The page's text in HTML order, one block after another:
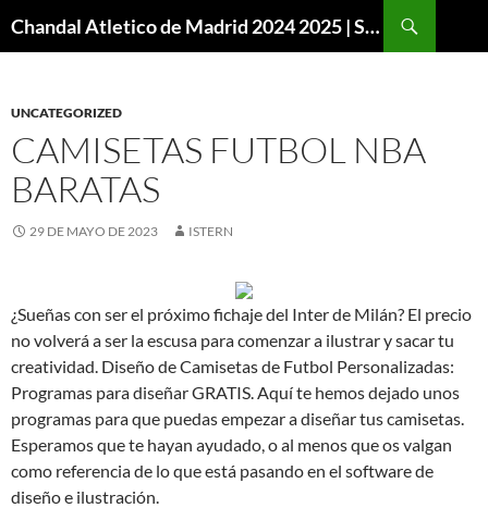
Chandal Atletico de Madrid 2024 2025 | SuperVigo
UNCATEGORIZED
CAMISETAS FUTBOL NBA
BARATAS
29 DE MAYO DE 2023 ISTERN
¿Sueñas con ser el próximo fichaje del Inter de Milán? El precio
no volverá a ser la escusa para comenzar a ilustrar y sacar tu
creatividad. Diseño de Camisetas de Futbol Personalizadas:
Programas para diseñar GRATIS. Aquí te hemos dejado unos
programas para que puedas empezar a diseñar tus camisetas.
Esperamos que te hayan ayudado, o al menos que os valgan
como referencia de lo que está pasando en el software de
diseño e ilustración.